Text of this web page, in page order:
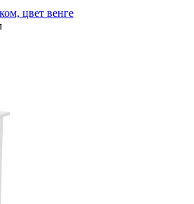
цвет венге